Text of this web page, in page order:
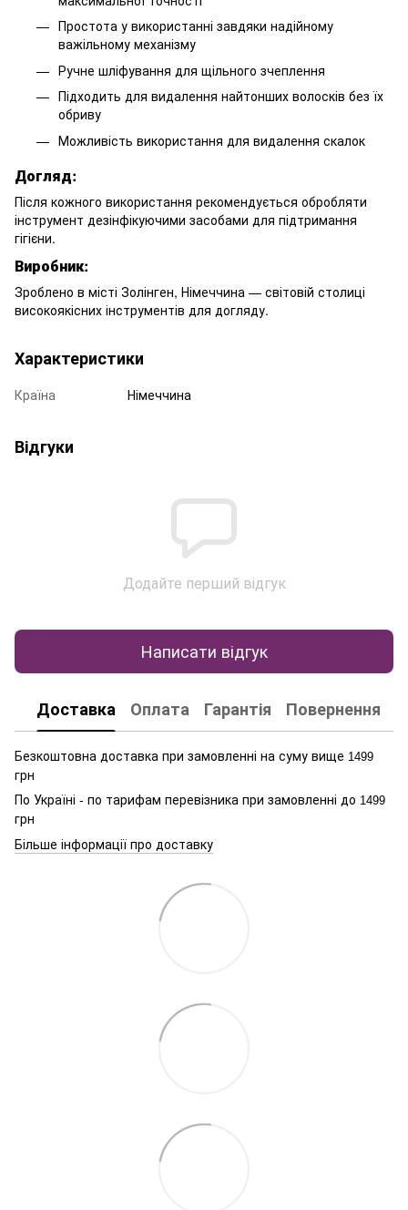
Простота у використанні завдяки надійному
важільному механізму
Ручне шліфування для щільного зчеплення
Підходить для видалення найтонших волосків без їх
обриву
Можливість використання для видалення скалок
Догляд:
Після кожного використання рекомендується обробляти
інструмент дезінфікуючими засобами для підтримання
гігієни.
Виробник:
Зроблено в місті Золінген, Німеччина — світовій столиці
високоякісних інструментів для догляду.
Характеристики
Країна Німеччина
Відгуки
Додайте перший відгук
Написати відгук
Доставка Оплата Гарантія Повернення
Безкоштовна доставка при замовленні на суму вище 1499
грн
По Україні - по тарифам перевізника при замовленні до 1499
грн
Більше інформації про доставку